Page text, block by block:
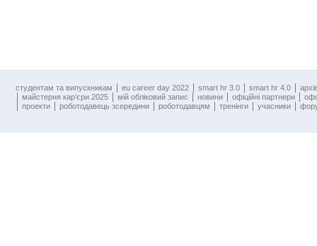
cтудентам та випускникам eu career day 2022 smart hr 3.0 smart hr 4.0
майстерня кар’єри 2025
мій обліковий запис новини офіційні партнери
проекти
роботодавець зсередини роботодавцям тренінги учасники